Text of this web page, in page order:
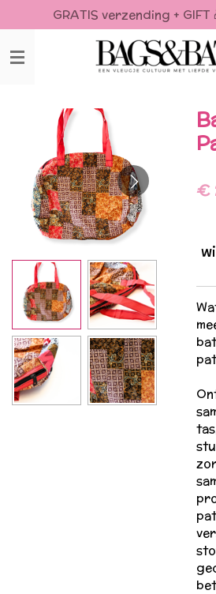
direct
naar
de
GRATIS verzending +
€